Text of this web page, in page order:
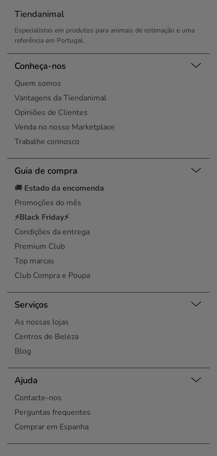
Tiendanimal
Especialistas em produtos para animais de estimação e uma
referência em Portugal.
Conheça-nos
Quem somos
Vantagens da Tiendanimal
Opiniões de Clientes
Venda no nosso Marketplace
Trabalhe connosco
Guia de compra
🚚 Estado da encomenda
Promoções do mês
⚡Black Friday⚡
Condições da entrega
Premium Club
Top marcas
Club Compra e Poupa
Serviços
As nossas lojas
Centros de Beleza
Blog
Ajuda
Contacte-nos
Perguntas frequentes
Comprar em Espanha